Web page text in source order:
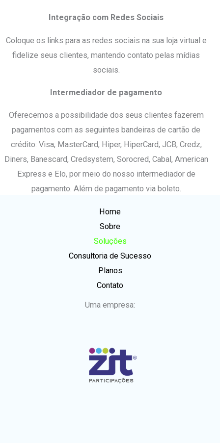
Integração com Redes Sociais
Coloque os links para as redes sociais na sua loja virtual e
fidelize seus clientes, mantendo contato pelas mídias
sociais.
Intermediador de pagamento
Oferecemos a possibilidade dos seus clientes fazerem
pagamentos com as seguintes bandeiras de cartão de
crédito: Visa, MasterCard, Hiper, HiperCard, JCB, Credz,
Diners, Banescard, Credsystem, Sorocred, Cabal, American
Express e Elo, por meio do nosso intermediador de
pagamento. Além de pagamento via boleto.
Home
Sobre
Soluções
Consultoria de Sucesso
Planos
Contato
Uma empresa: